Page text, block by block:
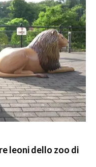
leoni dello zoo di